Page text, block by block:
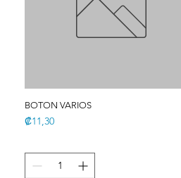
BOTON VARIOS
Precio
₡11,30